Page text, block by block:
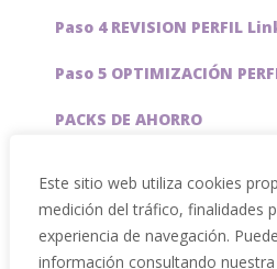
Este sitio web utiliza cookies
medición del tráfico, finalidades
experiencia de navegación.
información consultando
Paso 4 REVISION PERFIL
Paso 5 OPTIMIZACIÓN
PACKS DE AHORRO
Servicios especiales